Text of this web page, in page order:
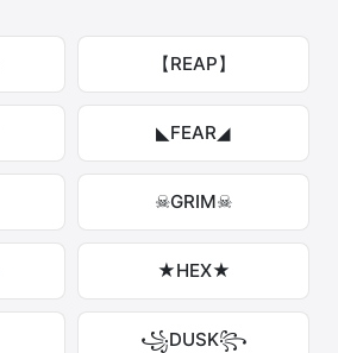
【REAP】
◣FEAR◢
☠GRIM☠
★HEX★
꧁DUSK꧂